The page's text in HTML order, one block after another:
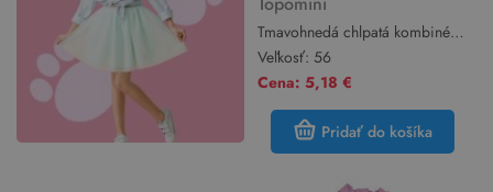
Tmavohnedá chlpatá kombinéza
s ňufáčikom a kapucňou
Topomini
Veľkosť: 56
Cena: 5,18 €
Pridať do košíka